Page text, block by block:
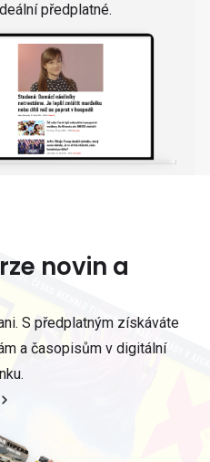
předplatné.
novin a
S předplatným získáváte
a časopisům v digitální